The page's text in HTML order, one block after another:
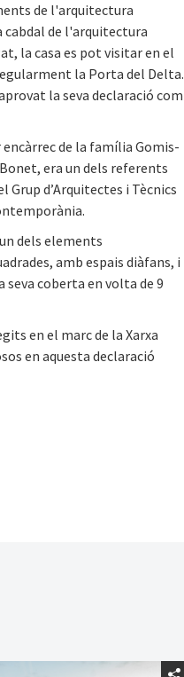
de l'arquitectura
cabdal de l'arquitectura
la casa es pot visitar en el
la Porta del Delta.
la seva declaració com
de la família Gomis-
era un dels referents
d’Arquitectes i Tècnics
dels elements
amb espais diàfans, i
coberta en volta de 9
en el marc de la Xarxa
en aquesta declaració